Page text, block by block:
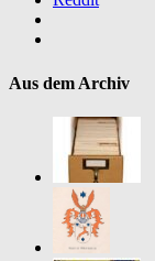
Aus dem Archiv